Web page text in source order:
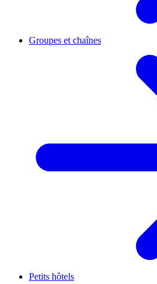
Groupes et chaînes
Petits hôtels